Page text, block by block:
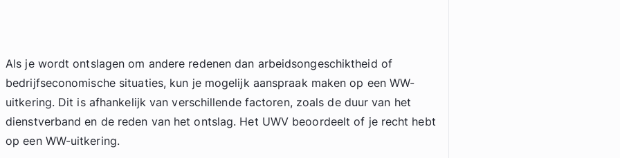
Als je wordt ontslagen om andere redenen dan arbeidsongeschiktheid of
bedrijfseconomische situaties, kun je mogelijk aanspraak maken op een WW-
uitkering. Dit is afhankelijk van verschillende factoren, zoals de duur van het
dienstverband en de reden van het ontslag. Het UWV beoordeelt of je recht hebt
op een WW-uitkering.